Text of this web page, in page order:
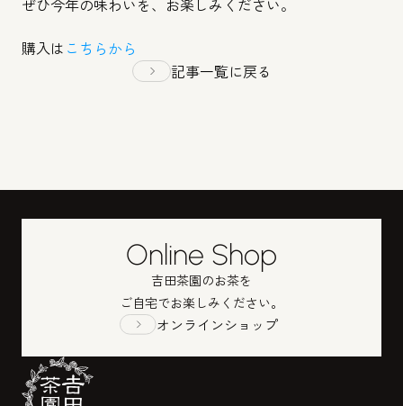
ぜひ今年の味わいを、お楽しみください。
購入は こちらから
記事一覧に戻る
Online Shop
吉田茶園のお茶を
ご自宅でお楽しみください。
オンラインショップ